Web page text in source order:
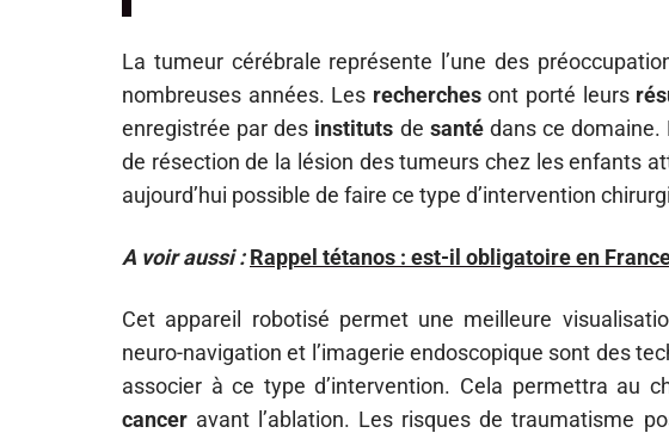
La tumeur cérébrale représente l’une des
nombreuses années. Les recherchesont porté leurs
enregistrée par des instituts de santédans ce domaine.
de résection de la lésion des tumeurs chez les enfants
aujourd’hui possible de faire ce type d’intervention
A voir aussi : Rappel tétanos : est-il obligatoire en
Cet appareil robotisé permet une meilleure
neuro-navigation et l’imagerie endoscopique sont des
associer à ce type d’intervention. Cela permettra au
cancer avant l’ablation. Les risques de traumatisme